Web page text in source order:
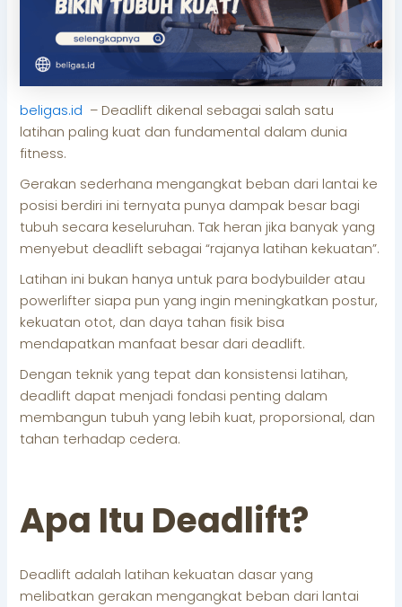
beligas.id – Deadlift dikenal sebagai salah satu
latihan paling kuat dan fundamental dalam dunia
fitness.
Gerakan sederhana mengangkat beban dari lantai ke
posisi berdiri ini ternyata punya dampak besar bagi
tubuh secara keseluruhan. Tak heran jika banyak yang
menyebut deadlift sebagai “rajanya latihan kekuatan”.
Latihan ini bukan hanya untuk para bodybuilder atau
powerlifter siapa pun yang ingin meningkatkan postur,
kekuatan otot, dan daya tahan fisik bisa
mendapatkan manfaat besar dari deadlift.
Dengan teknik yang tepat dan konsistensi latihan,
deadlift dapat menjadi fondasi penting dalam
membangun tubuh yang lebih kuat, proporsional, dan
tahan terhadap cedera.
Apa Itu Deadlift?
Deadlift adalah latihan kekuatan dasar yang
melibatkan gerakan mengangkat beban dari lantai